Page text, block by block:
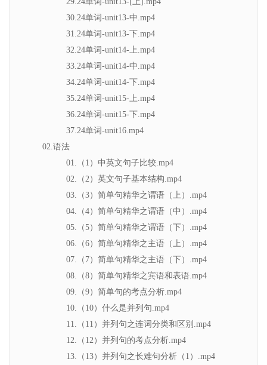
30.24单词-unit13-中.mp4
31.24单词-unit13-下.mp4
32.24单词-unit14-上.mp4
33.24单词-unit14-中.mp4
34.24单词-unit14-下.mp4
35.24单词-unit15-上.mp4
36.24单词-unit15-下.mp4
37.24单词-unit16.mp4
02.语法
01.（1）中英文句子比较.mp4
02.（2）英文句子基本结构.mp4
03.（3）简单句精华之谓语（上）.mp4
04.（4）简单句精华之谓语（中）.mp4
05.（5）简单句精华之谓语（下）.mp4
06.（6）简单句精华之主语（上）.mp4
07.（7）简单句精华之主语（下）.mp4
08.（8）简单句精华之宾语和表语.mp4
09.（9）简单句的考点分析.mp4
10.（10）什么是并列句.mp4
11.（11）并列句之连词分类和区别.mp4
12.（12）并列句的考点分析.mp4
13.（13）并列句之长难句分析（1）.mp4